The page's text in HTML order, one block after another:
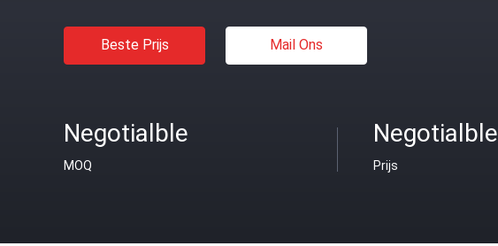
Beste Prijs Mail Ons
Negotialble
MOQ
Negotialble
Prijs